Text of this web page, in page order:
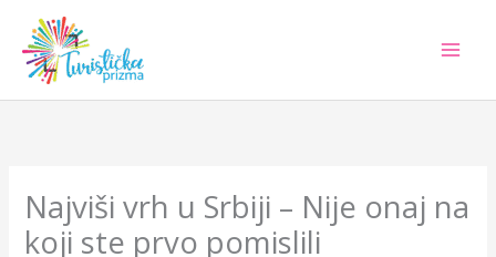
content
Najviši vrh u Srbiji – Nije onaj na
koji ste prvo pomislili